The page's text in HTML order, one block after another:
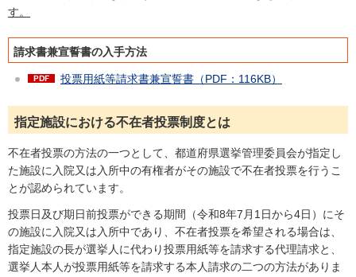
す。
請求書兼宣誓書の入手方法
投票用紙等請求書兼宣誓書（PDF：116KB）
指定施設における不在者投票制度とは
不在者投票の方法の一つとして、都道府県選挙管理委員会が指定し
た施設に入院又は入所中の有権者がその施設で不在者投票を行うこ
とが認められています。
投票日及び期日前投票ができる期間（令和8年7月1日から4日）にそ
の施設に入院又は入所中であり、不在者投票を希望される場合は、
指定施設の長が選挙人に代わり投票用紙等を請求する代理請求と、
選挙人本人が投票用紙等を請求する本人請求の二つの方法がありま